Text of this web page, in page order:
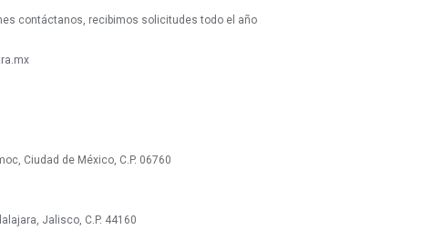
contáctanos, recibimos solicitudes todo el año
Ciudad de México, C.P. 06760
Jalisco, C.P. 44160